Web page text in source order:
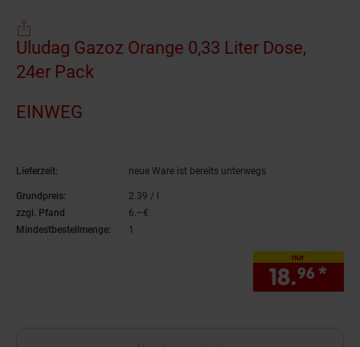
Einwegartikel
Uludag Gazoz Orange 0,33 Liter Dose,
24er Pack
EINWEG
Lieferzeit: neue Ware ist bereits unterwegs
Grundpreis: 2.39 / l
zzgl. Pfand
6.–€
Mindestbestellmenge:
1
nur
18.96 *